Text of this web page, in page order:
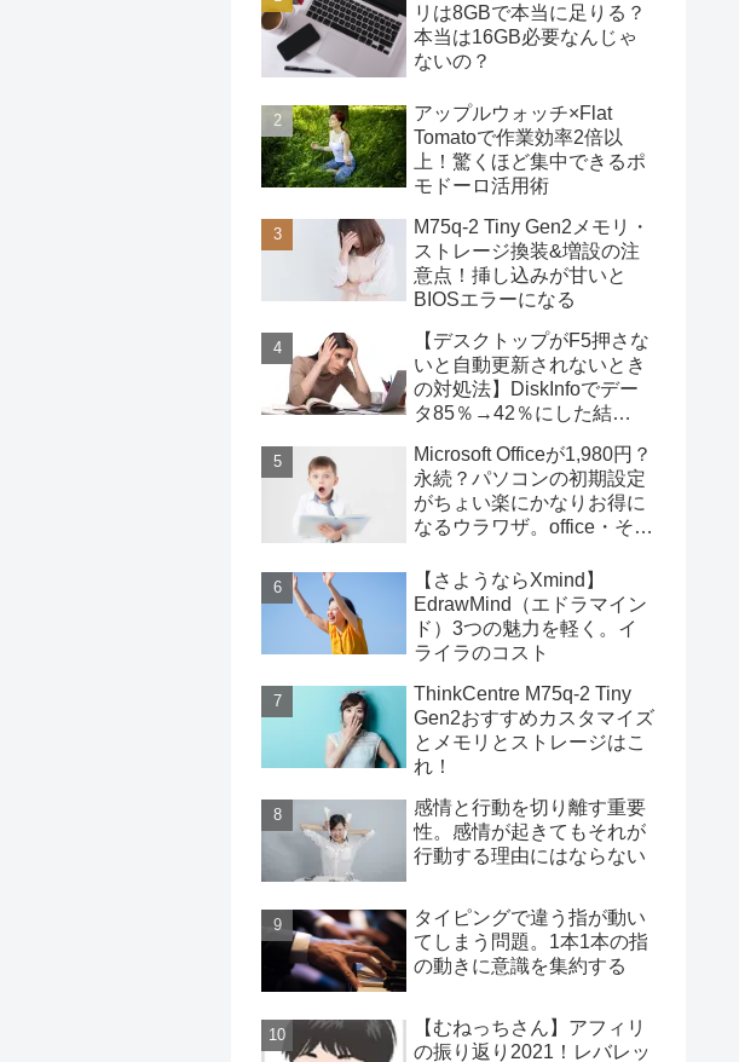
リは8GBで本当に足りる？
本当は16GB必要なんじゃ
ないの？
アップルウォッチ×Flat
Tomatoで作業効率2倍以
上！驚くほど集中できるポ
モドーロ活用術
M75q-2 Tiny Gen2メモリ・
ストレージ換装&増設の注
意点！挿し込みが甘いと
BIOSエラーになる
【デスクトップがF5押さな
いと自動更新されないとき
の対処法】DiskInfoでデー
タ85％→42％にした結
Microsoft Officeが1,980円？
永続？パソコンの初期設定
がちょい楽にかなりお得に
なるウラワザ。office・その
【さようならXmind】
EdrawMind（エドラマイン
ド）3つの魅力を軽く。イ
ライラのコスト
ThinkCentre M75q-2 Tiny
Gen2おすすめカスタマイズ
とメモリとストレージはこ
れ！
感情と行動を切り離す重要
性。感情が起きてもそれが
行動する理由にはならない
タイピングで違う指が動い
てしまう問題。1本1本の指
の動きに意識を集約する
【むねっちさん】アフィリ
の振り返り2021！レバレッ